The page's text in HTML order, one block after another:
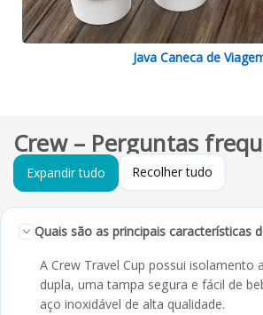
Java Caneca de
Crew – Perguntas
Expandir tudo Recolher tudo
Quais são as principais características
A Crew Travel Cup possui isolamento
dupla, uma tampa segura e fácil de
aço inoxidável de alta qualidade.